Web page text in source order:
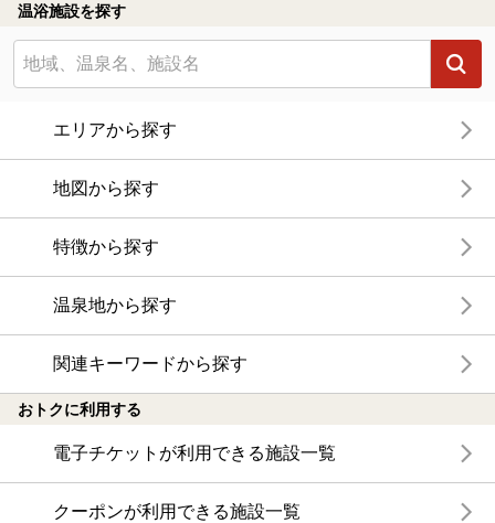
温浴施設を探す
エリアから探す
地図から探す
特徴から探す
温泉地から探す
関連キーワードから探す
おトクに利用する
電子チケットが利用できる施設一覧
クーポンが利用できる施設一覧